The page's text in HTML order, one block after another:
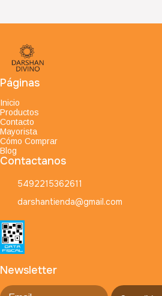
Páginas
Inicio
Productos
Contacto
Mayorista
Cómo Comprar
Blog
Contactanos
5492215362611
darshantienda@gmail.com
Newsletter